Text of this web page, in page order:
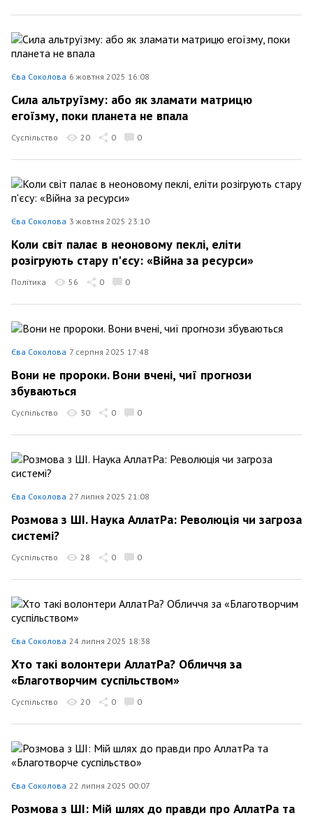
Єва Соколова 6 жовтня 2025 16:08
Сила альтруїзму: або як зламати матрицю
егоїзму, поки планета не впала
Суспільство 20 0 0
Єва Соколова 3 жовтня 2025 23:10
Коли світ палає в неоновому пеклі, еліти
розігрують стару п'єсу: «Війна за ресурси»
Політика 56 0 0
Єва Соколова 7 серпня 2025 17:48
Вони не пророки. Вони вчені, чиї прогнози
збуваються
Суспільство 30 0 0
Єва Соколова 27 липня 2025 21:08
Розмова з ШІ. Наука АллатРа: Революція чи загроза
системі?
Суспільство 28 0 0
Єва Соколова 24 липня 2025 18:38
Хто такі волонтери АллатРа? Обличчя за
«Благотворчим суспільством»
Суспільство 20 0 0
Єва Соколова 22 липня 2025 00:07
Розмова з ШІ: Мій шлях до правди про АллатРа та